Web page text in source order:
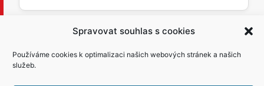
Obraz na Philips 58PUS8556 bliká
Spravovat souhlas s cookies
Používáme cookies k optimalizaci našich webových stránek a našich
služeb.